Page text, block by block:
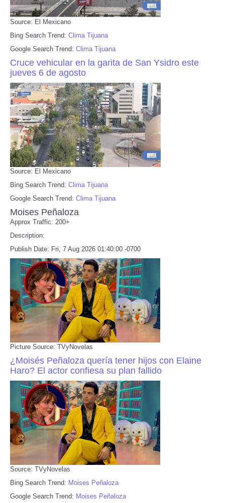
Source: El Mexicano
Bing Search Trend: Clima Tijuana
Google Search Trend: Clima Tijuana
Cruce vehicular en la garita de San Ysidro este
jueves 6 de agosto
Source: El Mexicano
Bing Search Trend: Clima Tijuana
Google Search Trend: Clima Tijuana
Moises Peñaloza
Approx Traffic: 200+
Description:
Publish Date: Fri, 7 Aug 2026 01:40:00 -0700
Picture Source: TVyNovelas
¿Moisés Peñaloza quería tener hijos con Elaine
Haro? El actor confiesa su plan fallido
Source: TVyNovelas
Bing Search Trend: Moises Peñaloza
Google Search Trend: Moises Peñaloza